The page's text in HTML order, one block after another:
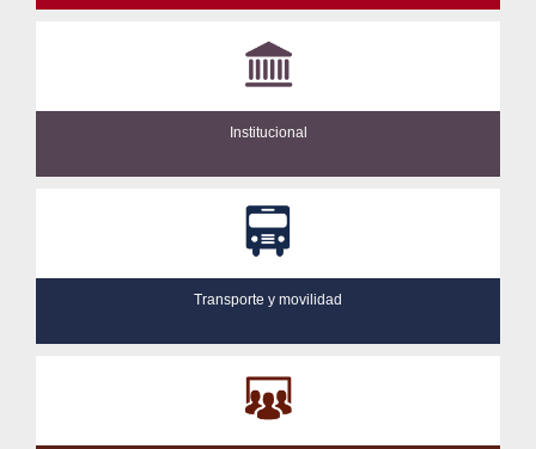
Institucional
Transporte y movilidad